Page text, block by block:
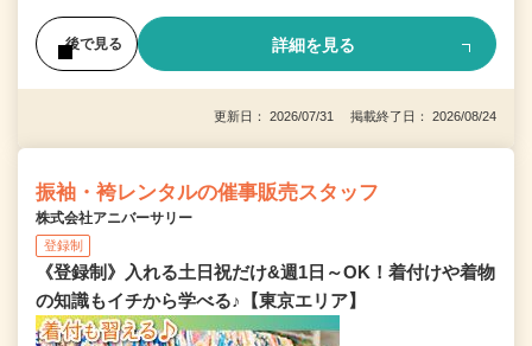
後で見る 詳細を見る
更新日： 2026/07/31 掲載終了日： 2026/08/24
振袖・袴レンタルの催事販売スタッフ
株式会社アニバーサリー
登録制
《登録制》入れる土日祝だけ&週1日～OK！着付けや着物
の知識もイチから学べる♪【東京エリア】